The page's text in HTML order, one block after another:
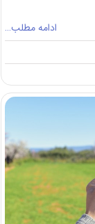
ادامه مطلب…